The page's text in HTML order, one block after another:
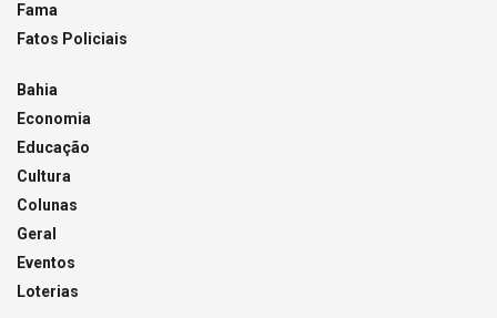
Fama
Fatos Policiais
Bahia
Economia
Educação
Cultura
Colunas
Geral
Eventos
Loterias